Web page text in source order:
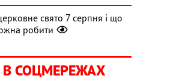
свято 7 серпня і що
робити
СОЦМЕРЕЖАХ